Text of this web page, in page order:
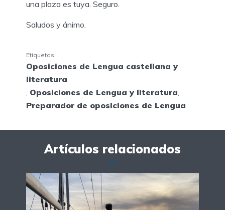
una plaza es tuya. Seguro.
Saludos y ánimo.
Etiquetas:
Oposiciones de Lengua castellana y
literatura
, Oposiciones de Lengua y literatura,
Preparador de oposiciones de Lengua
Artículos relacionados